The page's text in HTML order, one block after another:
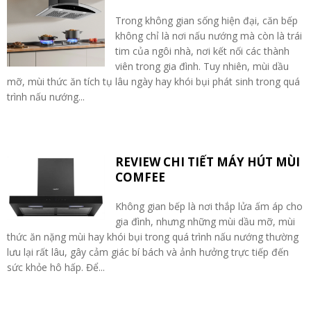
Trong không gian sống hiện đại, căn bếp
không chỉ là nơi nấu nướng mà còn là trái
tim của ngôi nhà, nơi kết nối các thành
viên trong gia đình. Tuy nhiên, mùi dầu
mỡ, mùi thức ăn tích tụ lâu ngày hay khói bụi phát sinh trong quá
trình nấu nướng...
REVIEW CHI TIẾT MÁY HÚT MÙI
COMFEE
Không gian bếp là nơi thắp lửa ấm áp cho
gia đình, nhưng những mùi dầu mỡ, mùi
thức ăn nặng mùi hay khói bụi trong quá trình nấu nướng thường
lưu lại rất lâu, gây cảm giác bí bách và ảnh hưởng trực tiếp đến
sức khỏe hô hấp. Để...